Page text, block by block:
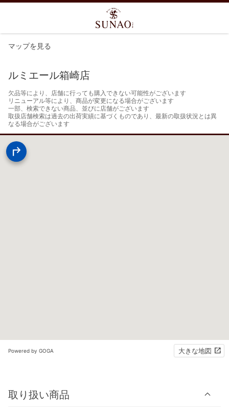
マップを見る
ルミエール箱崎店
欠品等により、店舗に行っても購入できない可能性がございます
リニューアル等により、商品が変更になる場合がございます
一部、検索できない商品、並びに店舗がございます
取扱店舗検索は過去の出荷実績に基づくものであり、最新の取扱状況とは異
なる場合がございます
Powered by GOGA 大きな地図
取り扱い商品